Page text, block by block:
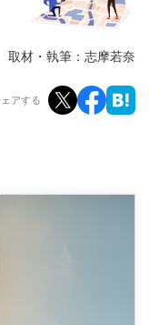
取材・執筆：志摩若奈
アする